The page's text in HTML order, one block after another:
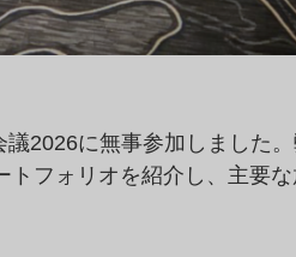
2026に無事参加しました
フォリオを紹介し、主要